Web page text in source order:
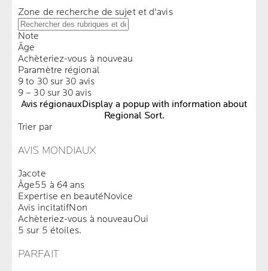
Zone de recherche de sujet et d'avis
Note
Âge
Achèteriez-vous à nouveau
Paramètre régional
9 to 30 sur 30 avis
9 – 30 sur 30 avis
Avis régionauxDisplay a popup with information about
Regional Sort.
Trier par
AVIS MONDIAUX
Jacote
Âge55 à 64 ans
Expertise en beautéNovice
Avis incitatifNon
Achèteriez-vous à nouveauOui
5 sur 5 étoiles.
PARFAIT